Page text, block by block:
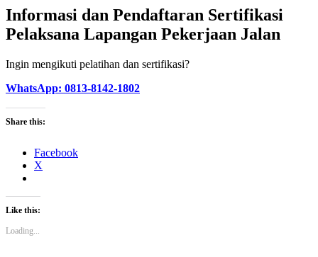
Informasi dan Pendaftaran Sertifikasi
Pelaksana Lapangan Pekerjaan Jalan
Ingin mengikuti pelatihan dan sertifikasi?
WhatsApp: 0813-8142-1802
Share this:
Facebook
X
Like this:
Loading...